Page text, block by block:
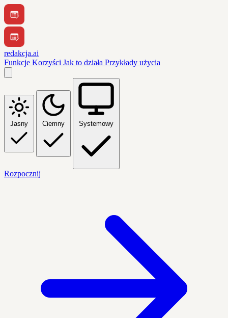
redakcja.ai
Funkcje Korzyści Jak to działa Przykłady użycia
Jasny Ciemny Systemowy
Rozpocznij